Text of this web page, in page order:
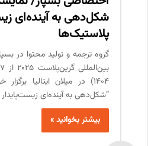
شکل‌دهی به آینده‌ای
پلاستیک‌ها
گروه ترجمه و تولید محتوا در
1404) در میلان ایتالیا
“شکل‌دهی به آینده‌ای زیست‌پایدار
بیشتر بخوانید »